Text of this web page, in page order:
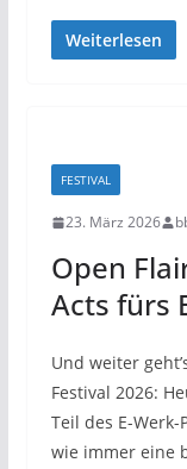
Weiterlesen
FESTIVAL
23. März 2026
Open
Acts fürs
Und weiter
Festival 2026:
Teil des E-
wie immer eine